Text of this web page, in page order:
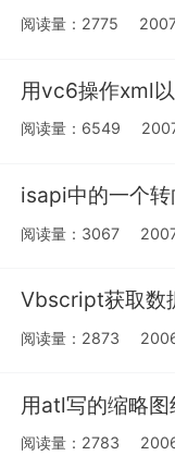
阅读量：2775
用vc6操作xml
阅读量：6549
isapi中的一个转
阅读量：3067
Vbscript获取数
阅读量：2873
用atl写的缩略图
阅读量：2783